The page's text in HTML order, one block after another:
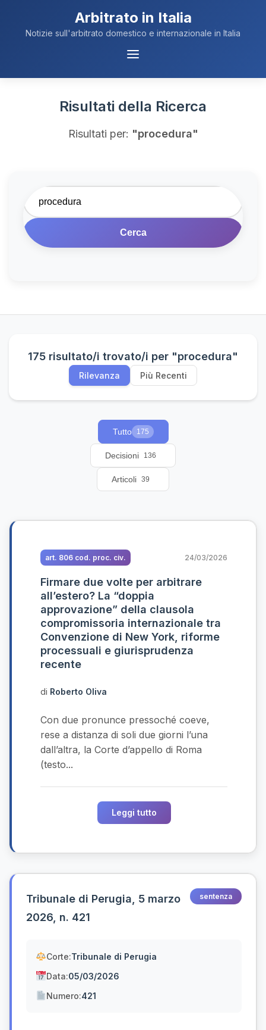
Arbitrato in Italia
Notizie sull'arbitrato domestico e internazionale in Italia
Menu
Risultati della Ricerca
Risultati per: "procedura"
Cerca
175 risultato/i trovato/i per "procedura"
Rilevanza Più Recenti
Tutto 175
Decisioni 136
Articoli 39
art. 806 cod. proc. civ. 24/03/2026
Firmare due volte per arbitrare
all’estero? La “doppia
approvazione” della clausola
compromissoria internazionale tra
Convenzione di New York, riforme
processuali e giurisprudenza
recente
di Roberto Oliva
Con due pronunce pressoché coeve,
rese a distanza di soli due giorni l’una
dall’altra, la Corte d’appello di Roma
(testo...
Leggi tutto
Tribunale di Perugia, 5 marzo
2026, n. 421
sentenza
Corte:Tribunale di Perugia
Data:05/03/2026
Numero:421